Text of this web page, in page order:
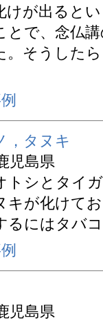
けが出ると
とで、念仏
。そうした
，タヌキ
児島県
トシとタイ
キが化けて
るにはタバ
児島県